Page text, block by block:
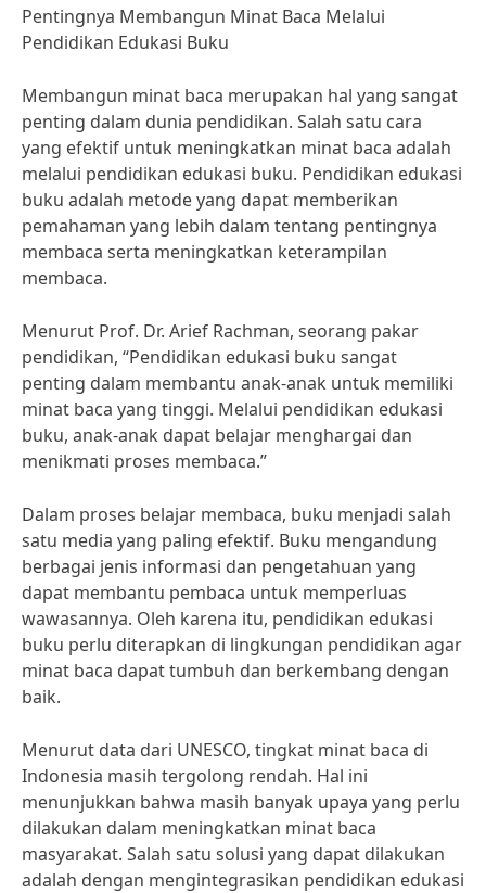
Pentingnya Membangun Minat Baca Melalui
Pendidikan Edukasi Buku
Membangun minat baca merupakan hal yang sangat
penting dalam dunia pendidikan. Salah satu cara
yang efektif untuk meningkatkan minat baca adalah
melalui pendidikan edukasi buku. Pendidikan edukasi
buku adalah metode yang dapat memberikan
pemahaman yang lebih dalam tentang pentingnya
membaca serta meningkatkan keterampilan
membaca.
Menurut Prof. Dr. Arief Rachman, seorang pakar
pendidikan, “Pendidikan edukasi buku sangat
penting dalam membantu anak-anak untuk memiliki
minat baca yang tinggi. Melalui pendidikan edukasi
buku, anak-anak dapat belajar menghargai dan
menikmati proses membaca.”
Dalam proses belajar membaca, buku menjadi salah
satu media yang paling efektif. Buku mengandung
berbagai jenis informasi dan pengetahuan yang
dapat membantu pembaca untuk memperluas
wawasannya. Oleh karena itu, pendidikan edukasi
buku perlu diterapkan di lingkungan pendidikan agar
minat baca dapat tumbuh dan berkembang dengan
baik.
Menurut data dari UNESCO, tingkat minat baca di
Indonesia masih tergolong rendah. Hal ini
menunjukkan bahwa masih banyak upaya yang perlu
dilakukan dalam meningkatkan minat baca
masyarakat. Salah satu solusi yang dapat dilakukan
adalah dengan mengintegrasikan pendidikan edukasi